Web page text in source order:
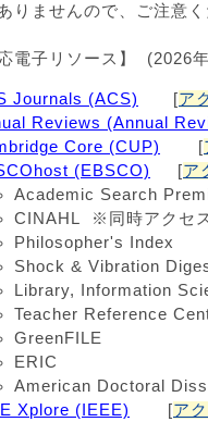
りませんので、ご注意く
応電子リソース】 (2026
Journals (ACS) [ア
Reviews (Annual
Core (CUP)
[
(EBSCO)
[ア
Academic Search
CINAHL ※同時アクセ
Philosopher's Index
Shock & Vibration
Library, Information
Teacher Reference
GreenFILE
ERIC
American Doctoral
Xplore (IEEE)
[ア